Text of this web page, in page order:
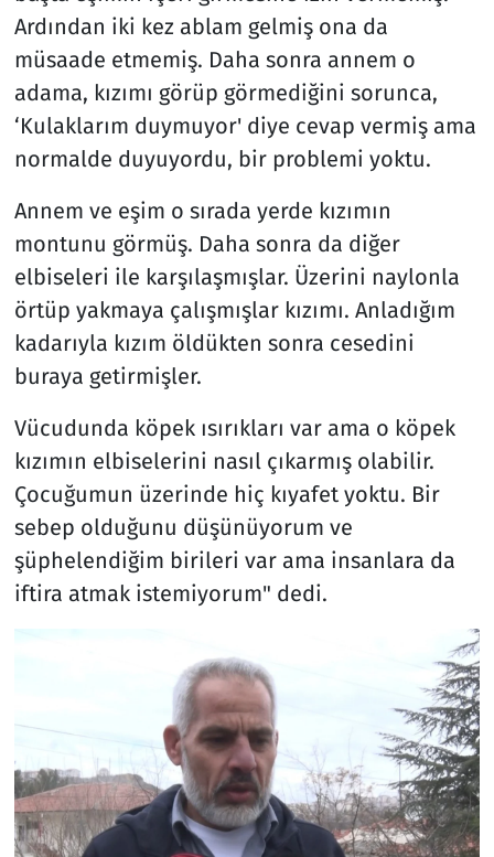
Ardından iki kez ablam gelmiş ona da
müsaade etmemiş. Daha sonra annem o
adama, kızımı görüp görmediğini sorunca,
‘Kulaklarım duymuyor' diye cevap vermiş ama
normalde duyuyordu, bir problemi yoktu.
Annem ve eşim o sırada yerde kızımın
montunu görmüş. Daha sonra da diğer
elbiseleri ile karşılaşmışlar. Üzerini naylonla
örtüp yakmaya çalışmışlar kızımı. Anladığım
kadarıyla kızım öldükten sonra cesedini
buraya getirmişler.
Vücudunda köpek ısırıkları var ama o köpek
kızımın elbiselerini nasıl çıkarmış olabilir.
Çocuğumun üzerinde hiç kıyafet yoktu. Bir
sebep olduğunu düşünüyorum ve
şüphelendiğim birileri var ama insanlara da
iftira atmak istemiyorum" dedi.